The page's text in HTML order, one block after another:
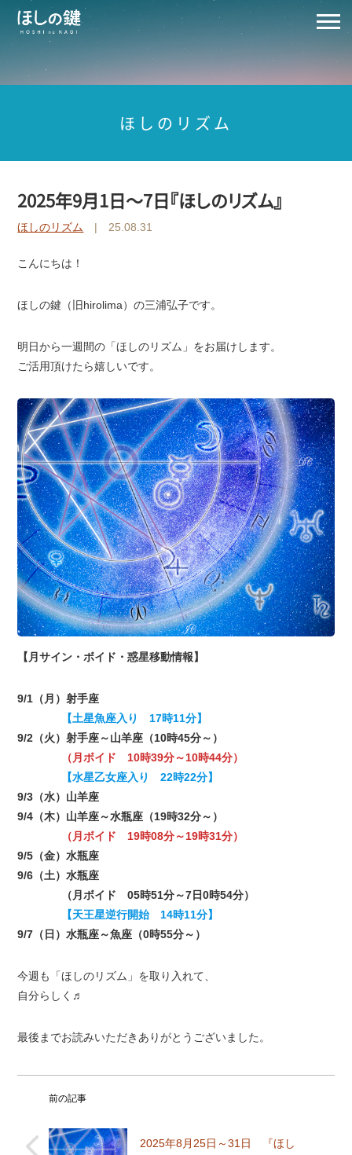
ほしのリズム
2025年9月1日～7日『ほしのリズム』
ほしのリズム | 25.08.31
こんにちは！
ほしの鍵（旧hirolima）の三浦弘子です。
明日から一週間の「ほしのリズム」をお届けします。
ご活用頂けたら嬉しいです。
【月サイン・ボイド・惑星移動情報】
9/1（月）射手座
【土星魚座入り 17時11分】
9/2（火）射手座～山羊座（10時45分～）
（月ボイド 10時39分～10時44分）
【水星乙女座入り 22時22分】
9/3（水）山羊座
9/4（木）山羊座～水瓶座（19時32分～）
（月ボイド 19時08分～19時31分）
9/5（金）水瓶座
9/6（土）水瓶座
（月ボイド 05時51分～7日0時54分）
【天王星逆行開始 14時11分】
9/7（日）水瓶座～魚座（0時55分～）
今週も「ほしのリズム」を取り入れて、
自分らしく♬
最後までお読みいただきありがとうございました。
前の記事
2025年8月25日～31日 『ほし